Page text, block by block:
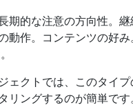
期的な注意の方向性。
動作。コンテンツの好
ェクトでは、このタイ
リングするのが簡単です